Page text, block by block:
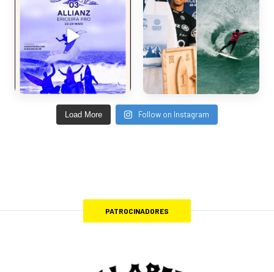
Load More Follow on Instagram
PATROCINADORES